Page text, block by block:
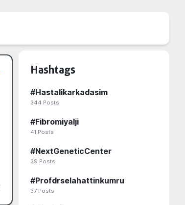
Hashtags
#Hastalikarkadasim
344 Posts
#Fibromiyalji
41 Posts
#NextGeneticCenter
39 Posts
#Profdrselahattinkumru
37 Posts